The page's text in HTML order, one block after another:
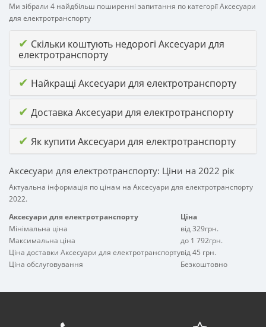
Ми зібрали 4 найдбільш поширенні запитання по категорії Аксесуари
для електротранспорту
✔ Скільки коштують недорогі Аксесуари для
електротранспорту
✔ Найкращі Аксесуари для електротранспорту
✔ Доставка Аксесуари для електротранспорту
✔ Як купити Аксесуари для електротранспорту
Аксесуари для електротранспорту: Ціни на 2022 рік
Актуальна інформація по цінам на Аксесуари для електротранспорту
2022.
Аксесуари для електротранспорту
Ціна
Мінімальна ціна
від 329грн.
Максимальна ціна
до 1 792грн.
Ціна доставки Аксесуари для електротранспортувід 45 грн.
Ціна обслуговування
Безкоштовно